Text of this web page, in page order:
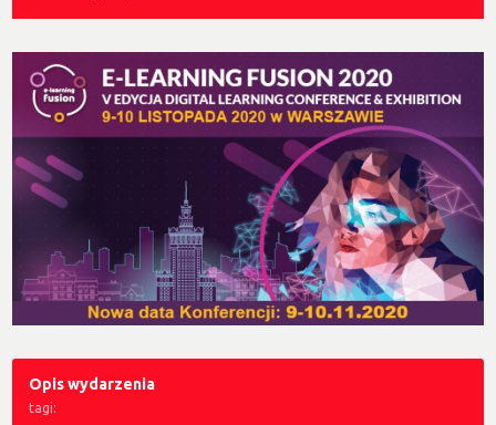
Opis wydarzenia
tagi: